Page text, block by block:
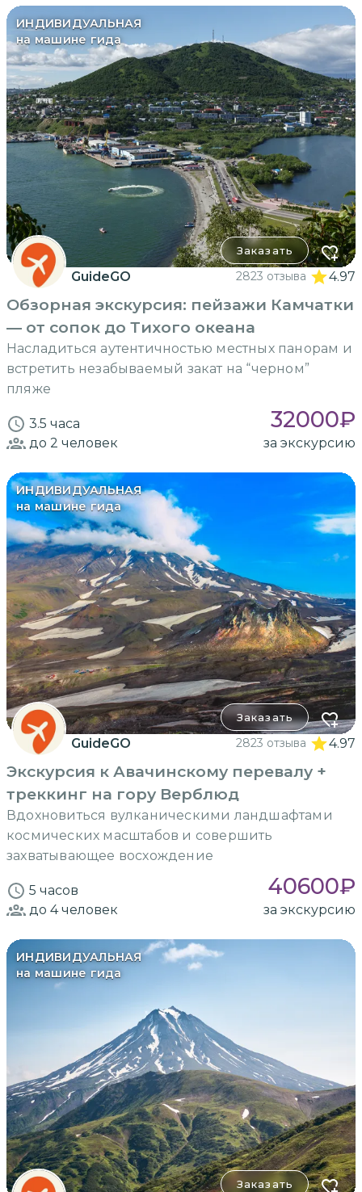
ИНДИВИДУАЛЬНАЯ
на машине гида
Заказать
GuideGO 2823 отзыва 4.97
Обзорная экскурсия: пейзажи Камчатки
— от сопок до Тихого океана
Насладиться аутентичностью местных панорам и
встретить незабываемый закат на “черном”
пляже
3.5 часа 32000₽
до 2 человек за экскурсию
ИНДИВИДУАЛЬНАЯ
на машине гида
Заказать
GuideGO 2823 отзыва 4.97
Экскурсия к Авачинскому перевалу +
треккинг на гору Верблюд
Вдохновиться вулканическими ландшафтами
космических масштабов и совершить
захватывающее восхождение
5 часов 40600₽
до 4человек за экскурсию
ИНДИВИДУАЛЬНАЯ
на машине гида
Заказать